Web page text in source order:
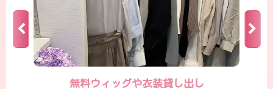
無料ウィッグや衣装貸し出し